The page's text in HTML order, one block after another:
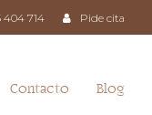
404 714 Pide cita
Contacto Blog